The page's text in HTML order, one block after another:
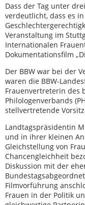
Dass der Tag unter
verdeutlicht, dass es
Veranstaltung im
Internationalen
Dokumentationsfilm
Der BBW war bei der
waren die BBW-
Frauenvertreterin des
Philologenverbands
stellvertretende
Landtagspräsidentin
und in ihrer kleinen
Gleichstellung von
Chancengleichheit
Diskussion mit der
Filmvorführung
Frauen in der Politik